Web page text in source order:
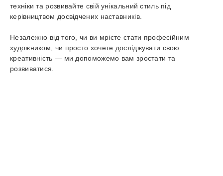
техніки та розвивайте свій унікальний стиль під
керівництвом досвідчених наставників.
Незалежно від того, чи ви мрієте стати професійним
художником, чи просто хочете досліджувати свою
креативність — ми допоможемо вам зростати та
розвиватися.